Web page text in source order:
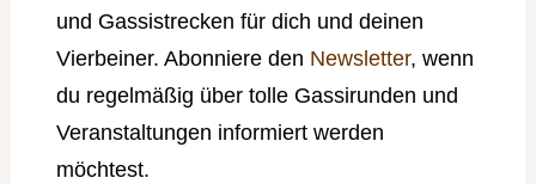
und Gassistrecken für dich und deinen
Vierbeiner. Abonniere den Newsletter, wenn
du regelmäßig über tolle Gassirunden und
Veranstaltungen informiert werden
möchtest.